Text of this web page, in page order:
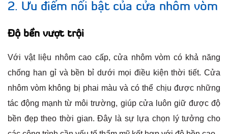
2. Ưu điểm nổi bật của cửa nhôm vòm
Độ bền vượt trội
Với vật liệu nhôm cao cấp, cửa nhôm vòm có khả năng
chống han gỉ và bền bỉ dưới mọi điều kiện thời tiết. Cửa
nhôm vòm không bị phai màu và có thể chịu được những
tác động mạnh từ môi trường, giúp cửa luôn giữ được độ
bền đẹp theo thời gian. Đây là sự lựa chọn lý tưởng cho